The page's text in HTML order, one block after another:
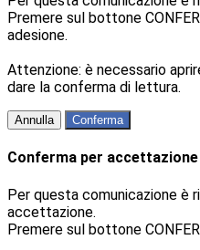
Premere sul bottone
adesione.
Attenzione: è necessario
dare la conferma di lettura.
Annulla Conferma
Conferma per accettazione
Per questa comunicazione è
accettazione.
Premere sul bottone